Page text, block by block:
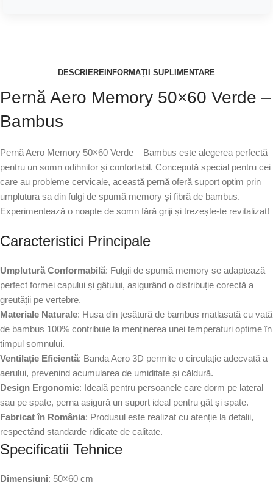
DESCRIERE INFORMAȚII SUPLIMENTARE
Pernă Aero Memory 50×60 Verde –
Bambus
Pernă Aero Memory 50×60 Verde – Bambus este alegerea perfectă
pentru un somn odihnitor și confortabil. Concepută special pentru cei
care au probleme cervicale, această pernă oferă suport optim prin
umplutura sa din fulgi de spumă memory și fibră de bambus.
Experimentează o noapte de somn fără griji și trezește-te revitalizat!
Caracteristici Principale
Umplutură Conformabilă: Fulgii de spumă memory se adaptează
perfect formei capului și gâtului, asigurând o distribuție corectă a
greutății pe vertebre.
Materiale Naturale: Husa din țesătură de bambus matlasată cu vată
de bambus 100% contribuie la menținerea unei temperaturi optime în
timpul somnului.
Ventilație Eficientă: Banda Aero 3D permite o circulație adecvată a
aerului, prevenind acumularea de umiditate și căldură.
Design Ergonomic: Ideală pentru persoanele care dorm pe lateral
sau pe spate, perna asigură un suport ideal pentru gât și spate.
Fabricat în România: Produsul este realizat cu atenție la detalii,
respectând standarde ridicate de calitate.
Specificatii Tehnice
Dimensiuni: 50×60 cm